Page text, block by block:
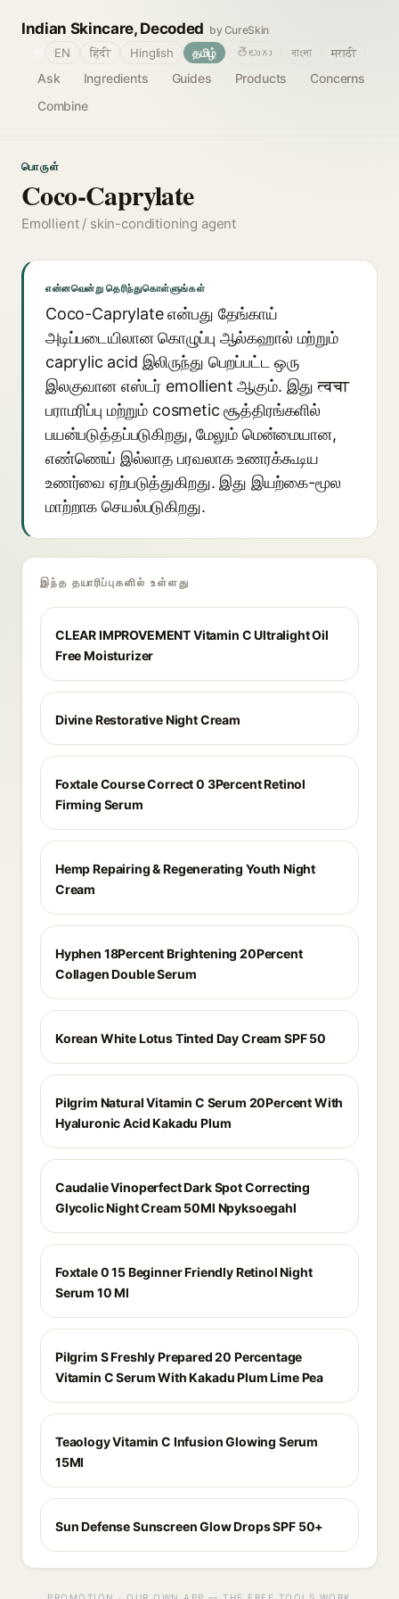
Indian Skincare, Decoded by CureSkin
Ask Ingredients Guides Products
Concerns
Combine
EN हिंदी Hinglish தமிழ் తెలుగు বাংলা मराठी
பொருள்
Coco-Caprylate
Emollient / skin-conditioning agent
என்னவென்று தெரிந்துகொள்ளுங்கள்
Coco-Caprylate என்பது தேங்காய்
அடிப்படையிலான கொழுப்பு ஆல்கஹால் மற்றும்
caprylic acid இலிருந்து பெறப்பட்ட ஒரு
இலகுவான எஸ்டர் emollient ஆகும். இது त्वचा
பராமரிப்பு மற்றும் cosmetic சூத்திரங்களில்
பயன்படுத்தப்படுகிறது, மேலும் மென்மையான,
எண்ணெய் இல்லாத பரவலாக உணரக்கூடிய
உணர்வை ஏற்படுத்துகிறது. இது இயற்கை-மூல
மாற்றாக செயல்படுகிறது.
இந்த தயாரிப்புகளில் உள்ளது
CLEAR IMPROVEMENT Vitamin C Ultralight Oil
Free Moisturizer
Divine Restorative Night Cream
Foxtale Course Correct 0 3Percent Retinol
Firming Serum
Hemp Repairing & Regenerating Youth Night
Cream
Hyphen 18Percent Brightening 20Percent
Collagen Double Serum
Korean White Lotus Tinted Day Cream SPF 50
Pilgrim Natural Vitamin C Serum 20Percent With
Hyaluronic Acid Kakadu Plum
Caudalie Vinoperfect Dark Spot Correcting
Glycolic Night Cream 50Ml Npyksoegahl
Foxtale 0 15 Beginner Friendly Retinol Night
Serum 10 Ml
Pilgrim S Freshly Prepared 20 Percentage
Vitamin C Serum With Kakadu Plum Lime Pea
Teaology Vitamin C Infusion Glowing Serum
15Ml
Sun Defense Sunscreen Glow Drops SPF 50+